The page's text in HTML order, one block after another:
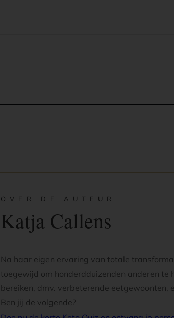
OVER DE AUTEUR
Katja Callens
Na haar eigen ervaring van totale
toegewijd om honderdduizenden anderen te
bereiken, dmv. verbeterende eetgewoonten,
Ben jij de volgende?